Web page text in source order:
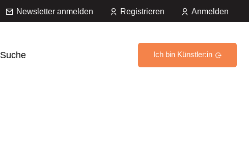
Newsletter anmelden Registrieren Anmelden
Suche Ich bin Künstler:in